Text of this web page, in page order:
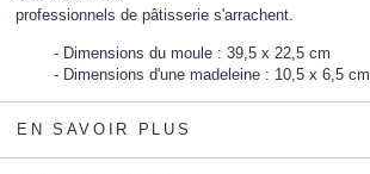
professionnels de pâtisserie s'arrachent.
Dimensions du moule : 39,5 x 22,5 cm
Dimensions d'une madeleine : 10,5 x 6,5 cm
EN SAVOIR PLUS